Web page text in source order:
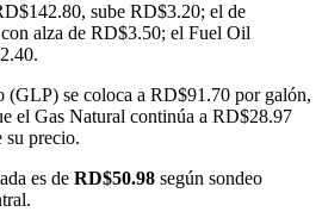
sube RD$3.20; el de
alza de RD$3.50; el Fuel Oil
(GLP) se coloca a RD$91.70 por galón,
el Gas Natural continúa a RD$28.97
su precio.
es de RD$50.98 según sondeo